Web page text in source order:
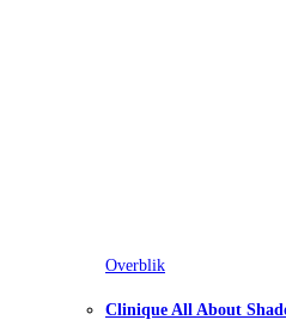
Overblik
Clinique All About